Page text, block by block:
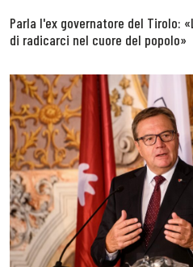
Parla l'ex governatore del Tirolo:
di radicarci nel cuore del popolo»